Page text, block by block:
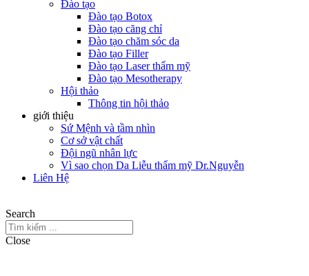
Đào tạo
Đào tạo Botox
Đào tạo căng chỉ
Đào tạo chăm sóc da
Đào tạo Filler
Đào tạo Laser thẩm mỹ
Đào tạo Mesotherapy
Hội thảo
Thông tin hội thảo
giới thiệu
Sứ Mệnh và tầm nhìn
Cơ sở vật chất
Đội ngũ nhân lực
Vì sao chọn Da Liễu thẩm mỹ Dr.Nguyễn
Liên Hệ
Search
Close